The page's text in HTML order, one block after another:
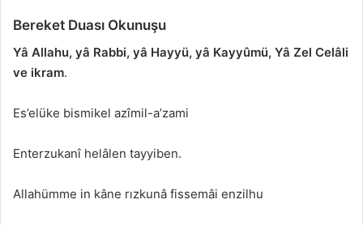
Bereket Duası Okunuşu
Yâ Allahu, yâ Rabbi, yâ Hayyü, yâ Kayyûmü, Yâ Zel Celâli
ve ikram.
Es’elüke bismikel azîmil-a’zami
Enterzukanî helâlen tayyiben.
Allahümme in kâne rızkunâ fissemâi enzilhu